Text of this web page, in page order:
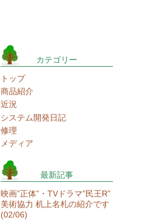
カテゴリー
トップ
商品紹介
近況
システム開発日記
修理
メディア
最新記事
映画”正体”・TVドラマ”民王R”
美術協力 机上名札の紹介です
(02/06)